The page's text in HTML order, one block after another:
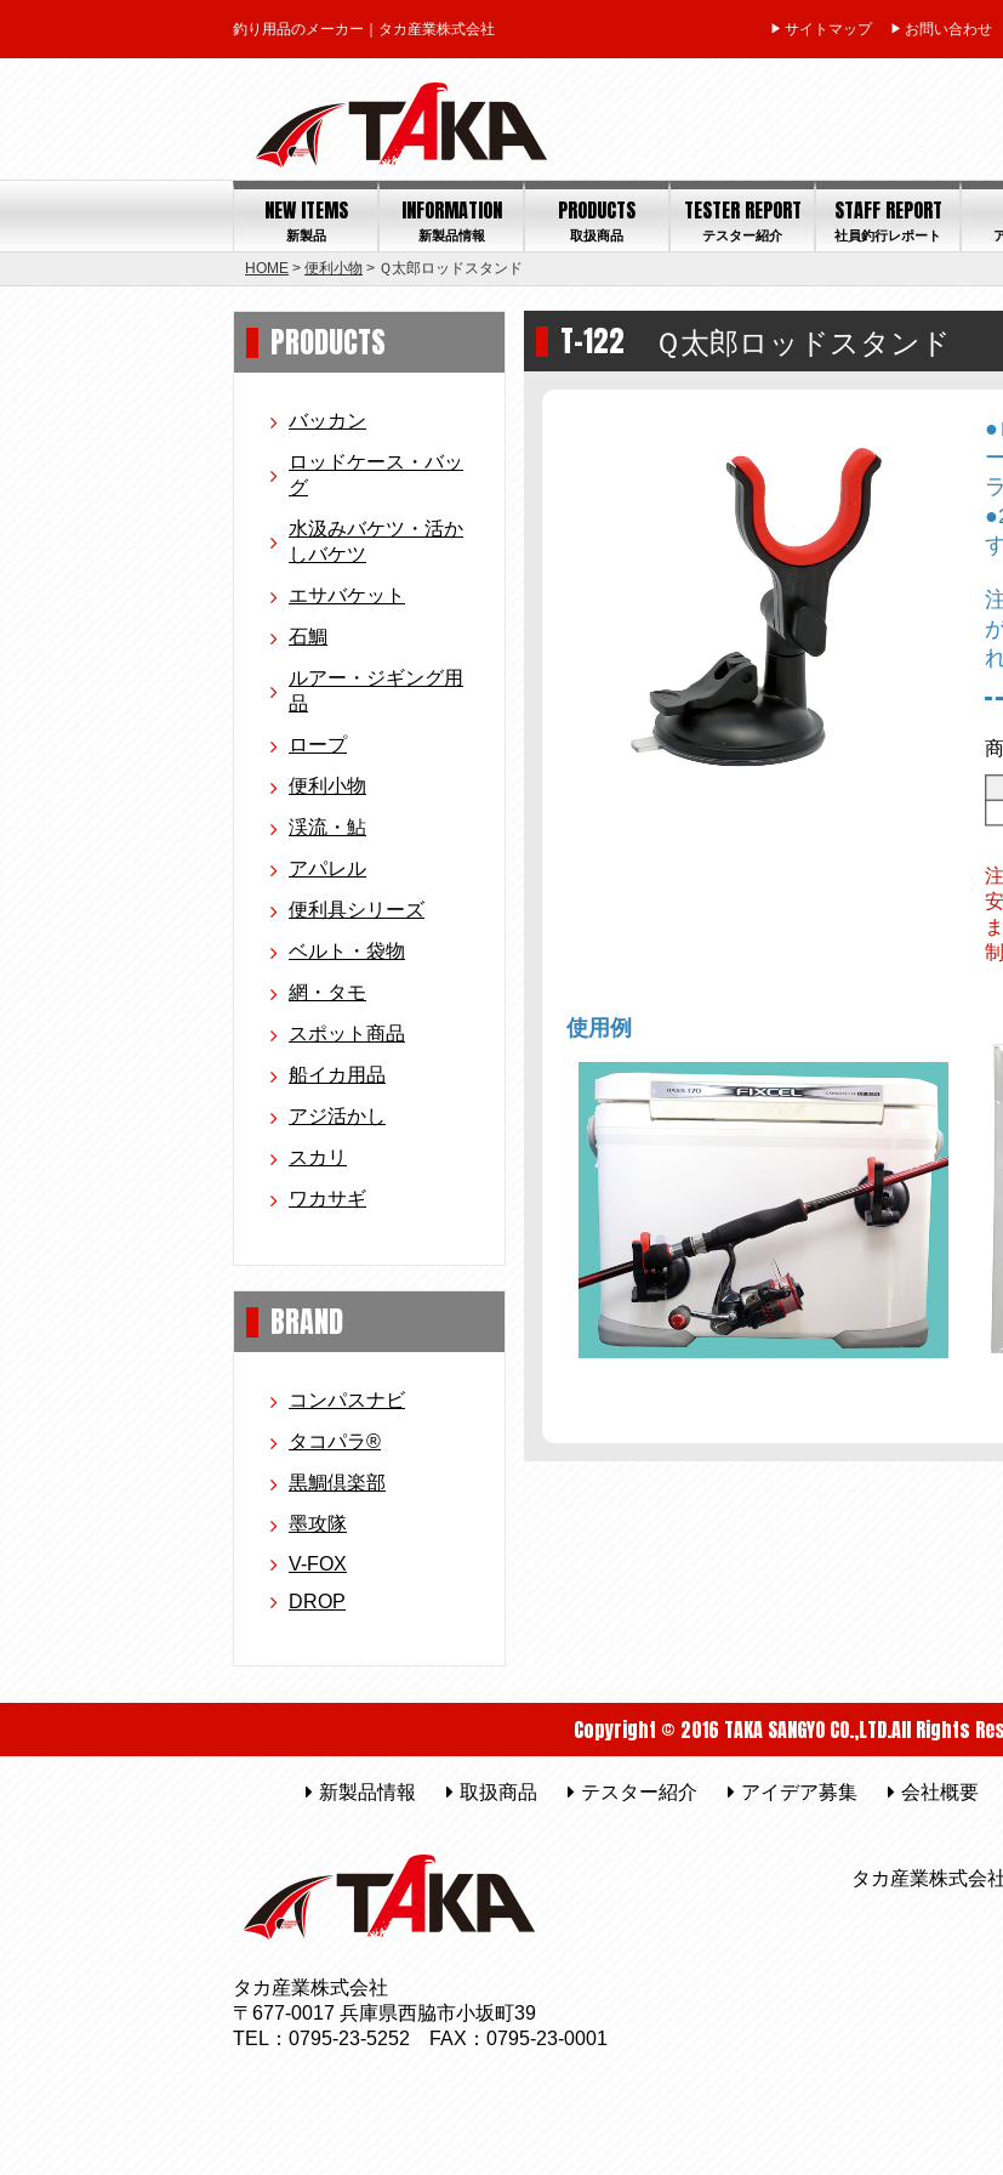
釣り用品のメーカー｜タカ産業株式会社 サイトマップ お問い合わせ
NEW ITEMS
新製品
INFORMATION
新製品情報
PRODUCTS
取扱商品
TESTER REPORT
テスター紹介
STAFF REPORT
社員釣行レポート
HOME > 便利小物 > Ｑ太郎ロッドスタンド
PRODUCTS
バッカン
ロッドケース・バッ
グ
水汲みバケツ・活か
しバケツ
エサバケット
石鯛
ルアー・ジギング用
品
ロープ
便利小物
渓流・鮎
アパレル
便利具シリーズ
ベルト・袋物
網・タモ
スポット商品
船イカ用品
アジ活かし
スカリ
ワカサギ
BRAND
コンパスナビ
タコパラ®
黒鯛倶楽部
墨攻隊
V-FOX
DROP
T-122 Ｑ太郎ロッドスタンド
●
使用例
Copyright © 2016 TAKA SANGYO CO.,LTD.All Rights
新製品情報 取扱商品 テスター紹介 アイデア募集 会社概要
タカ産業株式会社
〒677-0017 兵庫県西脇市小坂町39
TEL：0795-23-5252 FAX：0795-23-0001
タカ産業株式会